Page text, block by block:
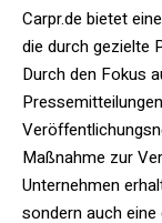
Carpr.de bietet
die durch gezielte
Durch den Fokus
Maßnahme zur
Unternehmen
sondern auch